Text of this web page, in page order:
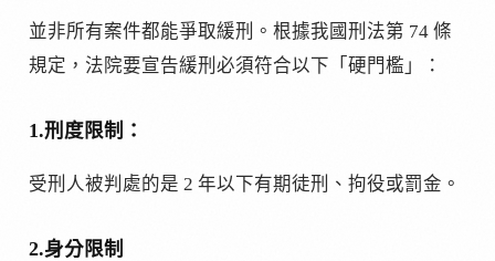
並非所有案件都能爭取緩刑。根據我國刑法第 74 條
規定，法院要宣告緩刑必須符合以下「硬門檻」：
1.刑度限制：
受刑人被判處的是 2 年以下有期徒刑、拘役或罰金。
2.身分限制